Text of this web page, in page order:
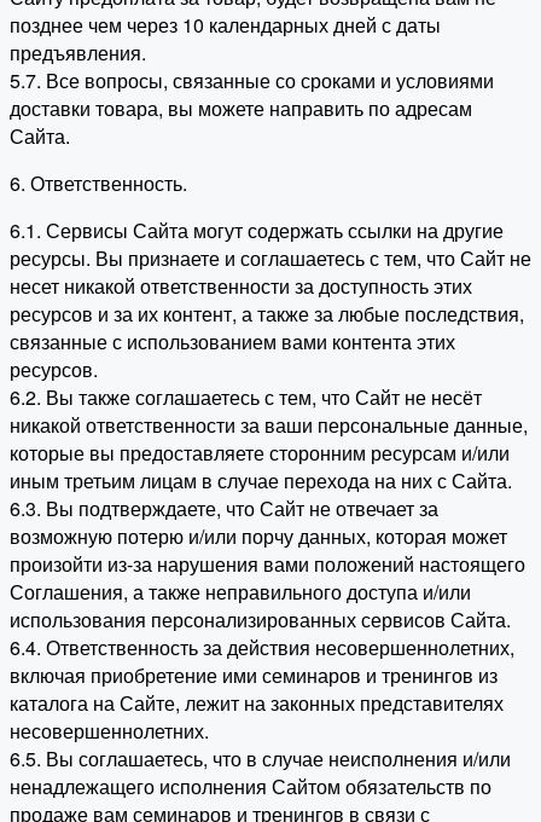
позднее чем через 10 календарных дней с даты
предъявления.
5.7. Все вопросы, связанные со сроками и условиями
доставки товара, вы можете направить по адресам
Сайта.
6. Ответственность.
6.1. Сервисы Сайта могут содержать ссылки на другие
ресурсы. Вы признаете и соглашаетесь с тем, что Сайт не
несет никакой ответственности за доступность этих
ресурсов и за их контент, а также за любые последствия,
связанные с использованием вами контента этих
ресурсов.
6.2. Вы также соглашаетесь с тем, что Сайт не несёт
никакой ответственности за ваши персональные данные,
которые вы предоставляете сторонним ресурсам и/или
иным третьим лицам в случае перехода на них с Сайта.
6.3. Вы подтверждаете, что Сайт не отвечает за
возможную потерю и/или порчу данных, которая может
произойти из-за нарушения вами положений настоящего
Соглашения, а также неправильного доступа и/или
использования персонализированных сервисов Сайта.
6.4. Ответственность за действия несовершеннолетних,
включая приобретение ими семинаров и тренингов из
каталога на Сайте, лежит на законных представителях
несовершеннолетних.
6.5. Вы соглашаетесь, что в случае неисполнения и/или
ненадлежащего исполнения Сайтом обязательств по
продаже вам семинаров и тренингов в связи с